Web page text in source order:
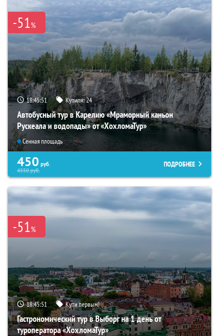
-51%
18:45:50 Купили:24
Автобусный тур в Карелию «Мраморный каньон
Рускеала и водопады» от «ХохломаТур»
Сенная площадь
450 руб.
4550руб.
ПОДРОБНЕЕ
-51%
18:45:50 Купи первым!
Гастрономический тур в Выборг на 1 день от
туроператора «ХохломаТур»